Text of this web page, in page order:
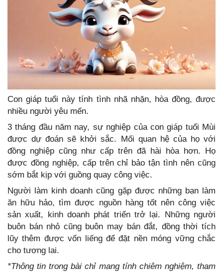
Con giáp tuổi này tính tình nhã nhặn, hòa đồng, được
nhiều người yêu mến.
3 tháng đầu năm nay, sự nghiệp của con giáp tuổi Mùi
được dự đoán sẽ khởi sắc. Mối quan hệ của họ với
đồng nghiệp cũng như cấp trên đã hài hòa hơn. Họ
được đồng nghiệp, cấp trên chỉ bảo tận tình nên cũng
sớm bắt kịp với guồng quay công việc.
Người làm kinh doanh cũng gặp được những bạn làm
ăn hữu hảo, tìm được nguồn hàng tốt nên công việc
sản xuất, kinh doanh phát triển trở lại. Những người
buôn bán nhỏ cũng buôn may bán đắt, đồng thời tích
lũy thêm được vốn liếng để đặt nền móng vững chắc
cho tương lai.
*Thông tin trong bài chỉ mang tính chiêm nghiệm, tham